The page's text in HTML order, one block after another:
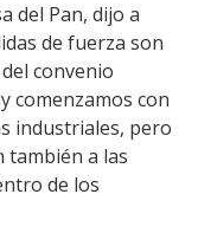
del Pan, dijo a
de fuerza son
convenio
comenzamos con
industriales, pero
también a las
de los